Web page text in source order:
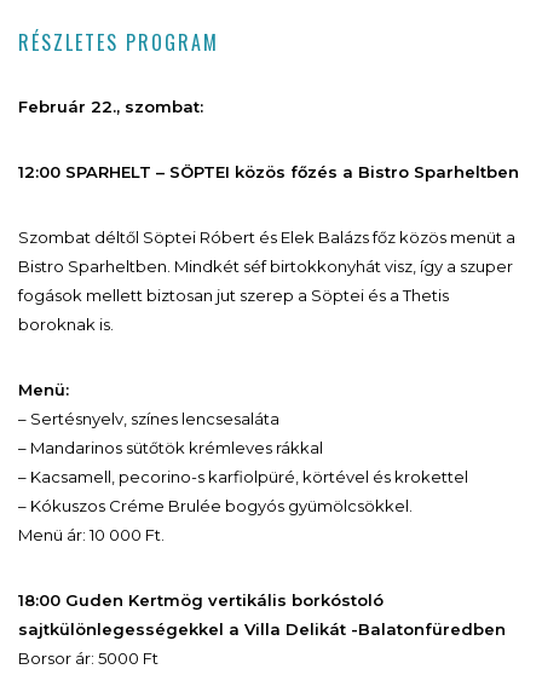
RÉSZLETES PROGRAM
Február 22., szombat:
12:00 SPARHELT – SÖPTEI közös főzés a Bistro Sparheltben
Szombat déltől Söptei Róbert és Elek Balázs főz közös menüt a
Bistro Sparheltben. Mindkét séf birtokkonyhát visz, így a szuper
fogások mellett biztosan jut szerep a Söptei és a Thetis
boroknak is.
Menü:
– Sertésnyelv, színes lencsesaláta
– Mandarinos sütőtök krémleves rákkal
– Kacsamell, pecorino-s karfiolpüré, körtével és krokettel
– Kókuszos Créme Brulée bogyós gyümölcsökkel.
Menü ár: 10 000 Ft.
18:00 Guden Kertmög vertikális borkóstoló
sajtkülönlegességekkel a Villa Delikát -Balatonfüredben
Borsor ár: 5000 Ft